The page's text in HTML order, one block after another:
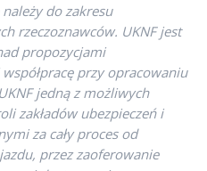
do zakresu
rzeczoznawców. UKNF jest
propozycjami
przy opracowaniu
jedną z możliwych
zakładów ubezpieczeń i
za cały proces od
przez zaoferowanie